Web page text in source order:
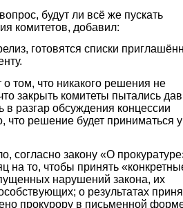
будут ли всё же пускать
комитетов, добавил:
готовятся списки
о том, что никакого решения не
закрыть комитеты пытались
разгар обсуждения концессии
что решение будет приниматься у
согласно закону «О
на то, чтобы принять
нарушений закона, их
о результатах
прокурору в письменной